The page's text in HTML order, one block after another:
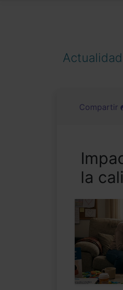
Compartir
la